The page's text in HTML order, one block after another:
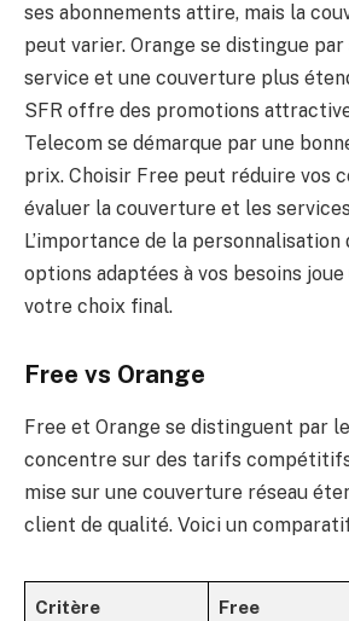
ses abonnements attire, mais la
peut varier. Orange se distingue par
service et une couverture plus
SFR offre des promotions
Telecom se démarque par une
prix. Choisir Free peut réduire vos
évaluer la couverture et les
L’importance de la
options adaptées à vos besoins
votre choix final.
Free vs Orange
Free et Orange se distinguent par
concentre sur des tarifs
mise sur une couverture réseau
client de qualité. Voici un
Critère Free